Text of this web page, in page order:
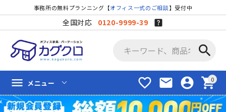
事務所の無料プランニング【オフィス一式のご相談】受付中
全国対応 0120-9999-39
search
favorite_border mail account_circle shopping_cart
menu メニュー